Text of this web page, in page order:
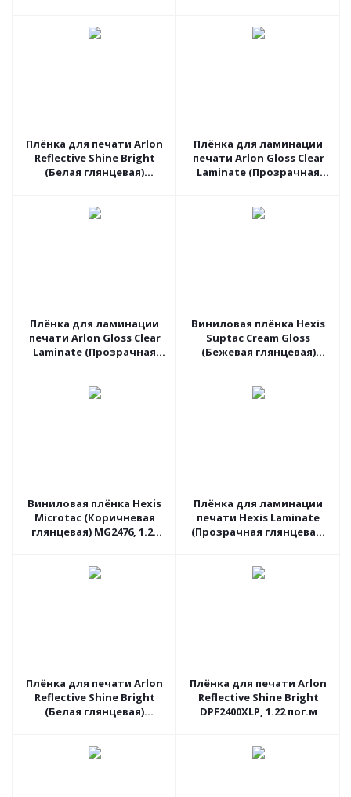
Плёнка для печати Arlon
Reflective Shine Bright
(Белая глянцевая)
Плёнка для ламинации
печати Arlon Gloss Clear
Laminate (Прозрачная
Плёнка для ламинации
печати Arlon Gloss Clear
Laminate (Прозрачная
Виниловая плёнка Hexis
Suptac Cream Gloss
(Бежевая глянцевая)
Виниловая плёнка Hexis
Microtac (Коричневая
глянцевая) MG2476, 1.23
Плёнка для ламинации
печати Hexis Laminate
(Прозрачная глянцевая)
Плёнка для печати Arlon
Reflective Shine Bright
(Белая глянцевая)
Плёнка для печати Arlon
Reflective Shine Bright
DPF2400XLP, 1.22 пог.м